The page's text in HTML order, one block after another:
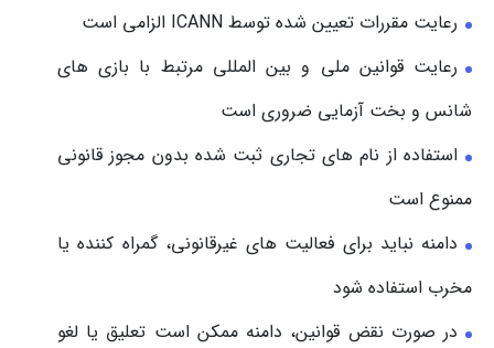
رعایت مقررات تعیین شده توسط ICANN الزامی است
رعایت قوانین ملی و بین المللی مرتبط با بازی های
شانس و بخت آزمایی ضروری است
استفاده از نام های تجاری ثبت شده بدون مجوز قانونی
ممنوع است
دامنه نباید برای فعالیت های غیرقانونی، گمراه کننده یا
مخرب استفاده شود
در صورت نقض قوانین، دامنه ممکن است تعلیق یا لغو